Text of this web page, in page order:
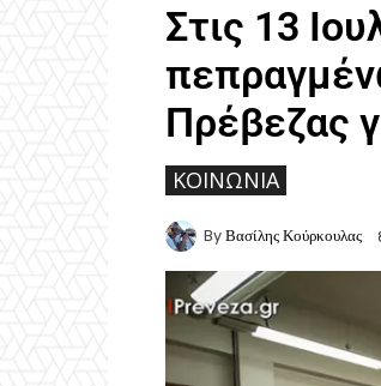
Στις 13
Πρέβεζας
ΚΟΙΝΩΝΙΑ
By Βασίλης Κούρκουλας